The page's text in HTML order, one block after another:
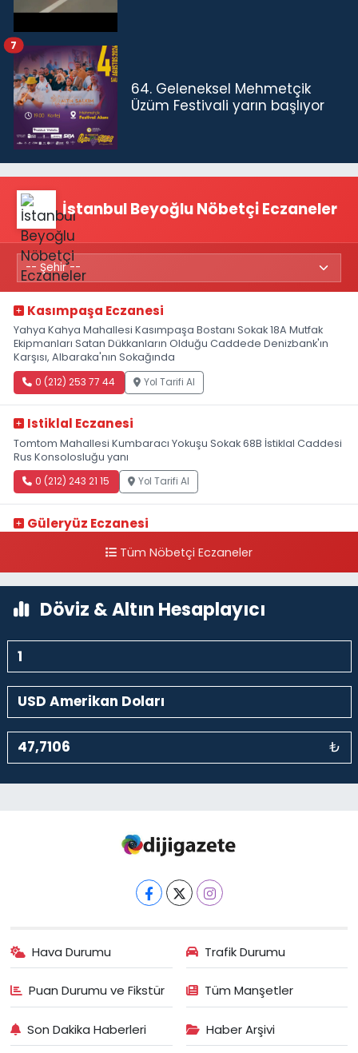
64. Geleneksel Mehmetçik
Üzüm Festivali yarın başlıyor
7
İstanbul Beyoğlu Nöbetçi Eczaneler
Kasımpaşa Eczanesi
Yahya Kahya Mahallesi Kasımpaşa Bostanı Sokak 18A Mutfak
Ekipmanları Satan Dükkanların Olduğu Caddede Denizbank'ın
Karşısı, Albaraka'nın Sokağında
0 (212) 253 77 44 Yol Tarifi Al
Istiklal Eczanesi
Tomtom Mahallesi Kumbaracı Yokuşu Sokak 68B İstiklal Caddesi
Rus Konsolosluğu yanı
0 (212) 243 21 15 Yol Tarifi Al
Güleryüz Eczanesi
kalaycıbahçe Meydana DoğruTüm Nöbetçi Eczaneler
Döviz & Altın Hesaplayıcı
₺
Hava Durumu Trafik Durumu
Puan Durumu ve Fikstür Tüm Manşetler
Son Dakika Haberleri Haber Arşivi